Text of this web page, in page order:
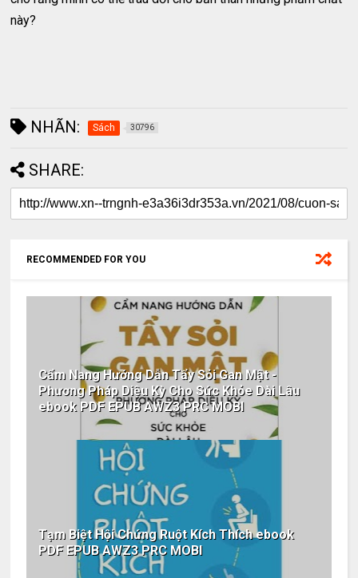
này?
NHÃN: Sách 30796
SHARE:
RECOMMENDED FOR YOU
Cẩm Nang Hướng Dẫn Tẩy Sỏi Gan Mật -
Phương Pháp Diệu Kỳ Cho Sức Khỏe Dài Lâu
ebook PDF EPUB AWZ3 PRC MOBI
Tạm Biệt Hội Chứng Ruột Kích Thích ebook
PDF EPUB AWZ3 PRC MOBI